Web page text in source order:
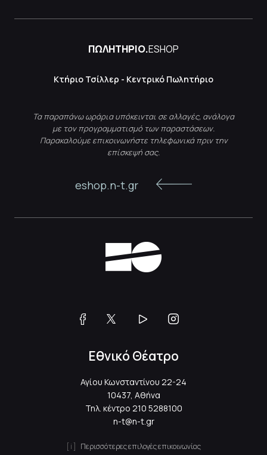
ΠΩΛΗΤΗΡΙΟ.ESHOP
Κτήριο Τσίλλερ - Κεντρικό Πωλητήριο
Τα παραπάνω ωράρια υπόκεινται σε αλλαγές, ανάλογα
με τον προγραμματισμό των παραστάσεων.
Παρακαλούμε επικοινωνήστε τηλεφωνικά πριν την
επίσκεψή σας.
eshop.n-t.gr
Εθνικό Θέατρο
Αγίου Κωνσταντίνου 22-24
10437, Αθήνα
Τηλ. κέντρο 210 5288100
n-t@n-t.gr
Περισσότερες επιλογές επικοινωνίας